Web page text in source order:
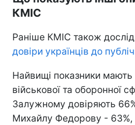
КМІС
Раніше КМІС також
довіри українців до
Найвищі показники
військової та оборонної
Залужному довіряють
Михайлу Федорову - 63%,